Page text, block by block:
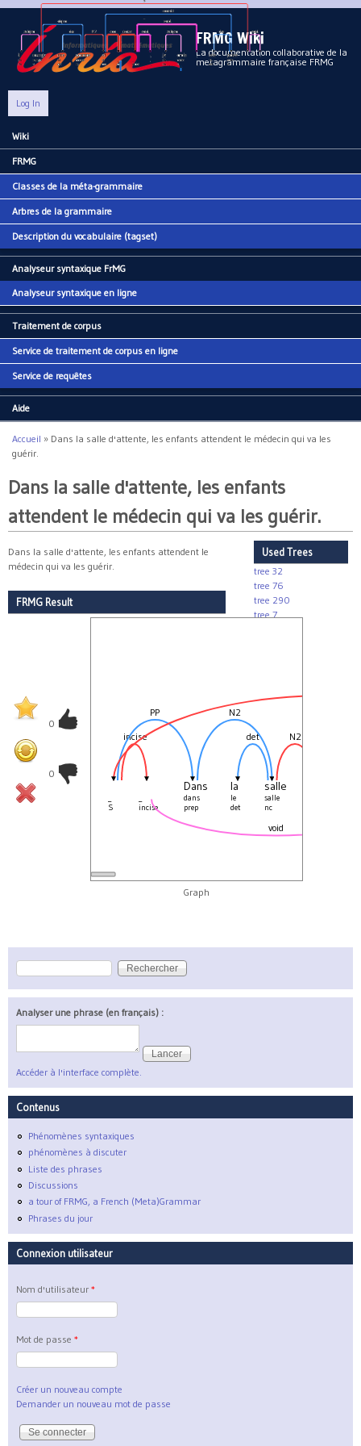
Aller au contenu principal
FRMG Wiki
La documentation collaborative de la
metagrammaire française FRMG
Log In
Main menu
Wiki
FRMG
Classes de la méta-grammaire
Arbres de la grammaire
Description du vocabulaire (tagset)
Analyseur syntaxique FrMG
Analyseur syntaxique en ligne
Traitement de corpus
Service de traitement de corpus en ligne
Service de requêtes
Aide
Vous êtes ici
Accueil » Dans la salle d'attente, les enfants attendent le médecin qui va les
guérir.
Dans la salle d'attente, les enfants
attendent le médecin qui va les guérir.
Dans la salle d'attente, les enfants attendent le
médecin qui va les guérir.
FRMG Result
0
0
S
incise
Dans
dans
prep
la
le
det
salle
salle
nc
void
N2
det
N2
incise
PP
Graph
Used Trees
tree 32
tree 76
tree 290
tree 7
Formulaire de recherche
Rechercher
Analyser une phrase (en français) :
Accéder à l'interface complète.
Contenus
Phénomènes syntaxiques
phénomènes à discuter
Liste des phrases
Discussions
a tour of FRMG, a French (Meta)Grammar
Phrases du jour
Connexion utilisateur
Nom d'utilisateur *
Mot de passe *
Créer un nouveau compte
Demander un nouveau mot de passe